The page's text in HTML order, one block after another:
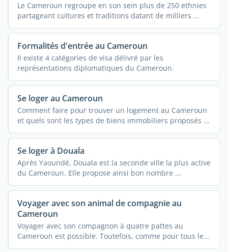
Le Cameroun regroupe en son sein plus de 250 ethnies
partageant cultures et traditions datant de milliers ...
Formalités d'entrée au Cameroun
Il existe 4 catégories de visa délivré par les
représentations diplomatiques du Cameroun.
Se loger au Cameroun
Comment faire pour trouver un logement au Cameroun
et quels sont les types de biens immobiliers proposés ...
Se loger à Douala
Après Yaoundé, Douala est la seconde ville la plus active
du Cameroun. Elle propose ainsi bon nombre ...
Voyager avec son animal de compagnie au
Cameroun
Voyager avec son compagnon à quatre pattes au
Cameroun est possible. Toutefois, comme pour tous les
autres ...